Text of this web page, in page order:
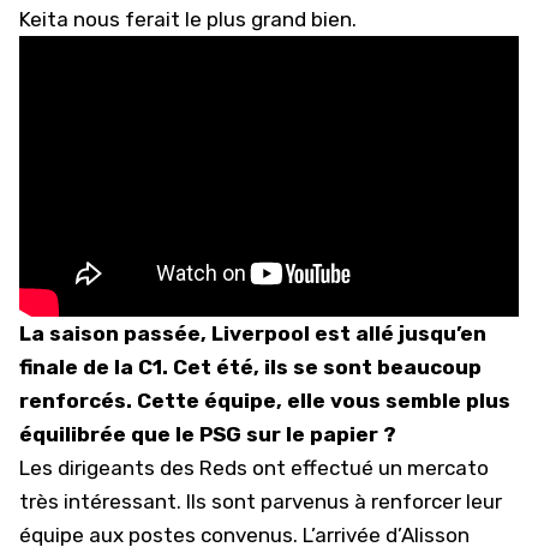
Keita nous ferait le plus grand bien.
La saison passée, Liverpool est allé jusqu’en
finale de la C1. Cet été, ils se sont beaucoup
renforcés. Cette équipe, elle vous semble plus
équilibrée que le PSG sur le papier ?
Les dirigeants des Reds ont effectué un mercato
très intéressant. Ils sont parvenus à renforcer leur
équipe aux postes convenus. L’arrivée d’Alisson